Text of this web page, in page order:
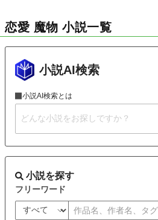
恋愛 魔物 小説一覧
小説AI検索
小説AI検索とは
小説を探す
フリーワード